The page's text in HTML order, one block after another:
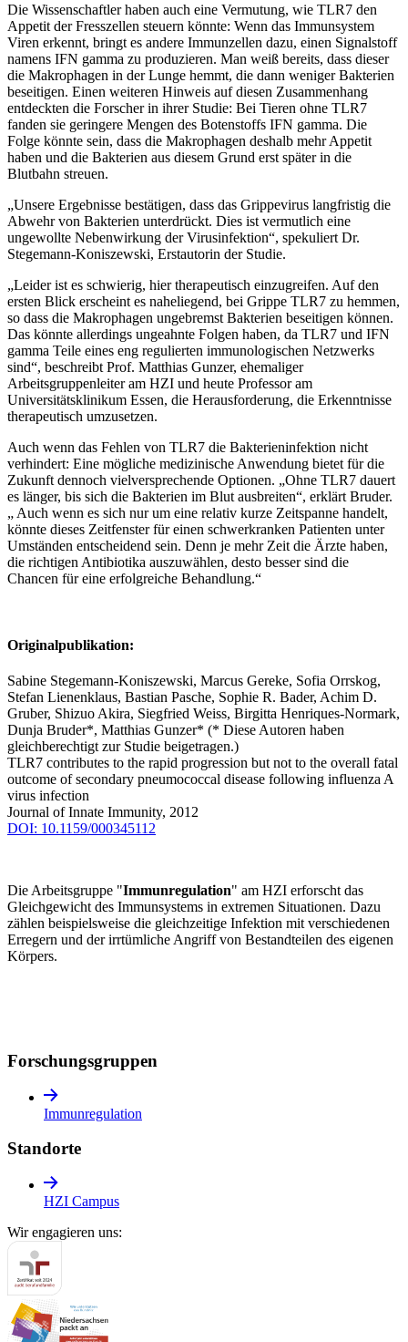
Die Wissenschaftler haben auch eine Vermutung, wie TLR7 den
Appetit der Fresszellen steuern könnte: Wenn das Immunsystem
Viren erkennt, bringt es andere Immunzellen dazu, einen Signalstoff
namens IFN gamma zu produzieren. Man weiß bereits, dass dieser
die Makrophagen in der Lunge hemmt, die dann weniger Bakterien
beseitigen. Einen weiteren Hinweis auf diesen Zusammenhang
entdeckten die Forscher in ihrer Studie: Bei Tieren ohne TLR7
fanden sie geringere Mengen des Botenstoffs IFN gamma. Die
Folge könnte sein, dass die Makrophagen deshalb mehr Appetit
haben und die Bakterien aus diesem Grund erst später in die
Blutbahn streuen.
„Unsere Ergebnisse bestätigen, dass das Grippevirus langfristig die
Abwehr von Bakterien unterdrückt. Dies ist vermutlich eine
ungewollte Nebenwirkung der Virusinfektion“, spekuliert Dr.
Stegemann-Koniszewski, Erstautorin der Studie.
„Leider ist es schwierig, hier therapeutisch einzugreifen. Auf den
ersten Blick erscheint es naheliegend, bei Grippe TLR7 zu hemmen,
so dass die Makrophagen ungebremst Bakterien beseitigen können.
Das könnte allerdings ungeahnte Folgen haben, da TLR7 und IFN
gamma Teile eines eng regulierten immunologischen Netzwerks
sind“, beschreibt Prof. Matthias Gunzer, ehemaliger
Arbeitsgruppenleiter am HZI und heute Professor am
Universitätsklinikum Essen, die Herausforderung, die Erkenntnisse
therapeutisch umzusetzen.
Auch wenn das Fehlen von TLR7 die Bakterieninfektion nicht
verhindert: Eine mögliche medizinische Anwendung bietet für die
Zukunft dennoch vielversprechende Optionen. „Ohne TLR7 dauert
es länger, bis sich die Bakterien im Blut ausbreiten“, erklärt Bruder.
„ Auch wenn es sich nur um eine relativ kurze Zeitspanne handelt,
könnte dieses Zeitfenster für einen schwerkranken Patienten unter
Umständen entscheidend sein. Denn je mehr Zeit die Ärzte haben,
die richtigen Antibiotika auszuwählen, desto besser sind die
Chancen für eine erfolgreiche Behandlung.“
Originalpublikation:
Sabine Stegemann-Koniszewski, Marcus Gereke, Sofia Orrskog,
Stefan Lienenklaus, Bastian Pasche, Sophie R. Bader, Achim D.
Gruber, Shizuo Akira, Siegfried Weiss, Birgitta Henriques-Normark,
Dunja Bruder*, Matthias Gunzer* (* Diese Autoren haben
gleichberechtigt zur Studie beigetragen.)
TLR7 contributes to the rapid progression but not to the overall fatal
outcome of secondary pneumococcal disease following influenza A
virus infection
Journal of Innate Immunity, 2012
DOI: 10.1159/000345112
Die Arbeitsgruppe "Immunregulation" am HZI erforscht das
Gleichgewicht des Immunsystems in extremen Situationen. Dazu
zählen beispielsweise die gleichzeitige Infektion mit verschiedenen
Erregern und der irrtümliche Angriff von Bestandteilen des eigenen
Körpers.
Forschungs­gruppen
Immunregulation
Standorte
HZI Campus
Wir engagieren uns: